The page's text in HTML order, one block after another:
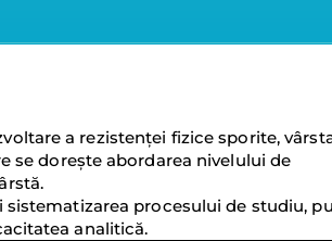
a rezistenței fizice sporite,
se dorește abordarea nivelului de
procesului de studiu,
analitică.